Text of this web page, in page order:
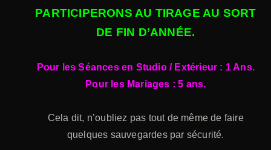
PARTICIPERONS AU TIRAGE AU SORT
DE FIN D’ANNÉE.
Pour les Séances en Studio / Extérieur : 1 Ans.
Pour les Mariages : 5 ans.
Cela dit, n’oubliez pas tout de même de faire
quelques sauvegardes par sécurité.